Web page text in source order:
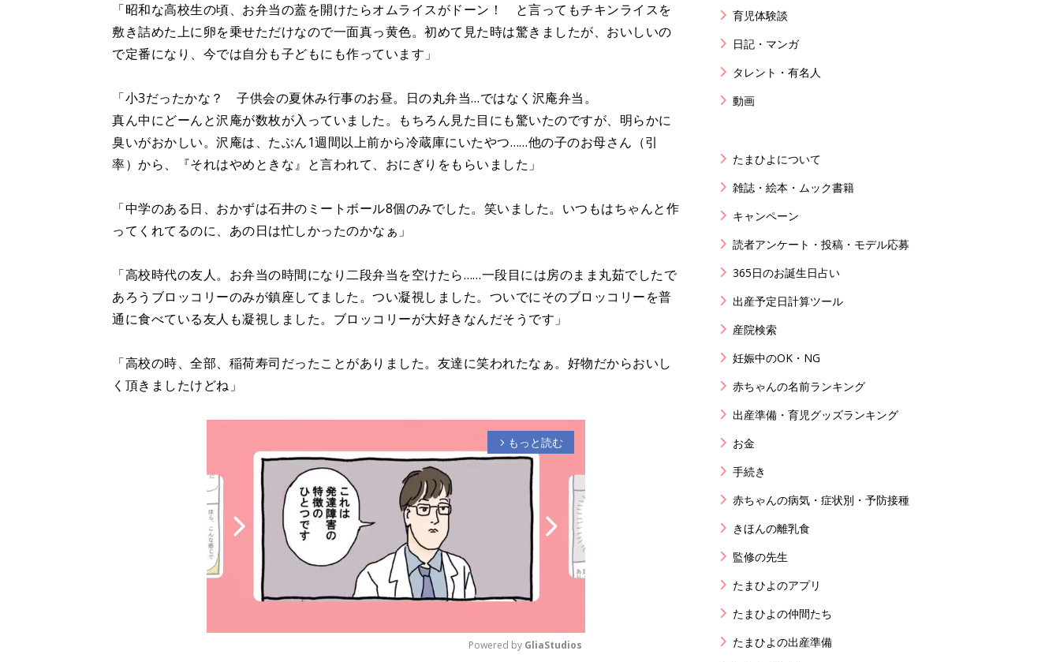
「昭和な高校生の頃、お弁当の蓋を開けたらオムライスがドーン！ と言ってもチキンライスを
敷き詰めた上に卵を乗せただけなので一面真っ黄色。初めて見た時は驚きましたが、おいしいの
で定番になり、今では自分も子どもにも作っています」
「小3だったかな？ 子供会の夏休み行事のお昼。日の丸弁当…ではなく沢庵弁当。
真ん中にどーんと沢庵が数枚が入っていました。もちろん見た目にも驚いたのですが、明らかに
臭いがおかしい。沢庵は、たぶん1週間以上前から冷蔵庫にいたやつ……他の子のお母さん（引
率）から、『それはやめときな』と言われて、おにぎりをもらいました」
「中学のある日、おかずは石井のミートボール8個のみでした。笑いました。いつもはちゃんと作
ってくれてるのに、あの日は忙しかったのかなぁ」
「高校時代の友人。お弁当の時間になり二段弁当を空けたら……一段目には房のまま丸茹でしたで
あろうブロッコリーのみが鎮座してました。つい凝視しました。ついでにそのブロッコリーを普
通に食べている友人も凝視しました。ブロッコリーが大好きなんだそうです」
「高校の時、全部、稲荷寿司だったことがありました。友達に笑われたなぁ。好物だからおいし
く頂きましたけどね」
arrow_forward_ios もっと読む
Powered by GliaStudios
育児体験談
日記・マンガ
タレント・有名人
動画
たまひよについて
雑誌・絵本・ムック書籍
キャンペーン
読者アンケート・投稿・モデル応募
365日のお誕生日占い
出産予定日計算ツール
産院検索
妊娠中のOK・NG
赤ちゃんの名前ランキング
出産準備・育児グッズランキング
お金
手続き
赤ちゃんの病気・症状別・予防接種
きほんの離乳食
監修の先生
たまひよのアプリ
たまひよの仲間たち
たまひよの出産準備